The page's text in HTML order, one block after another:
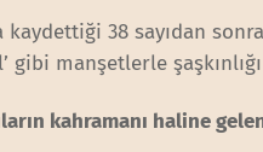
kaydettiği 38 sayıdan
manşetlerle şaşkınlığı
kahramanı haline gelen